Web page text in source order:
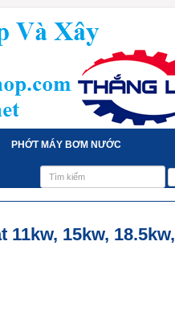
PHỚT MÁY BƠM NƯỚC
15kw, 18.5kw,